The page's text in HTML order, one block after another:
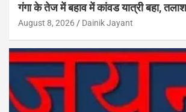
गंगा के तेज में बहाव में कांवड यात्री बहा,
August 8, 2026 Dainik Jayant